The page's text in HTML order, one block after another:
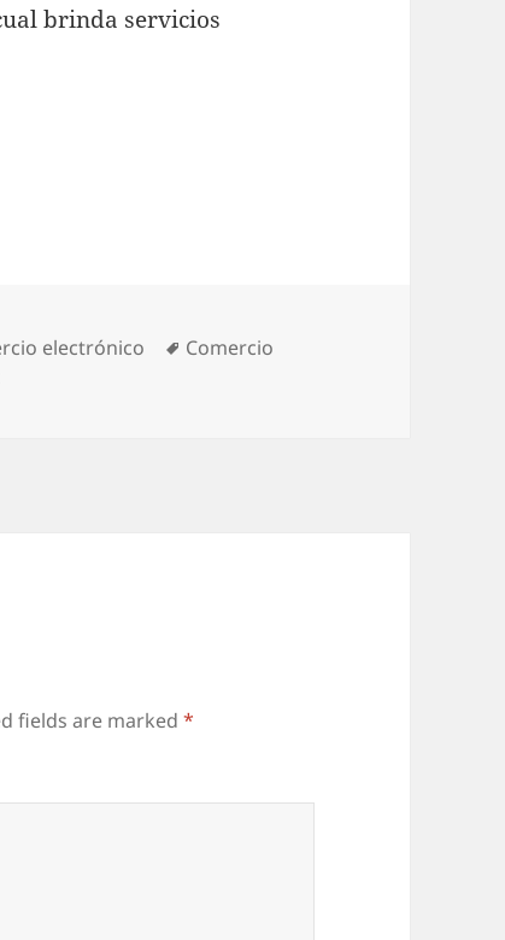
brinda servicios
electrónico Tags
Comercio
fields are marked*